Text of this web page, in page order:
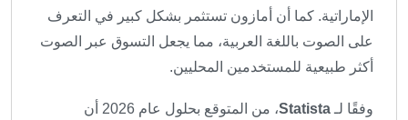
الإماراتية. كما أن أمازون تستثمر بشكل كبير في التعرف
على الصوت باللغة العربية، مما يجعل التسوق عبر الصوت
أكثر طبيعية للمستخدمين المحليين.
وفقًا لـ Statista
، من المتوقع بحلول عام 2026 أن